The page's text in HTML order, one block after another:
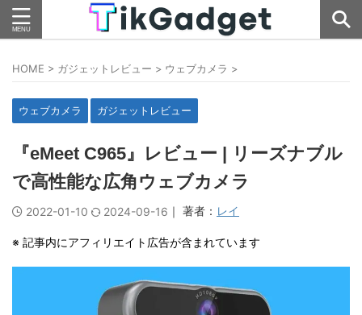
HOME > ガジェットレビュー > ウェブカメラ >
ウェブカメラ ガジェットレビュー
『eMeet C965』レビュー | リーズナブル
で高性能な広角ウェブカメラ
2022-01-10 2024-09-16 ｜ 著者： レイ
※ 記事内にアフィリエイト広告が含まれています